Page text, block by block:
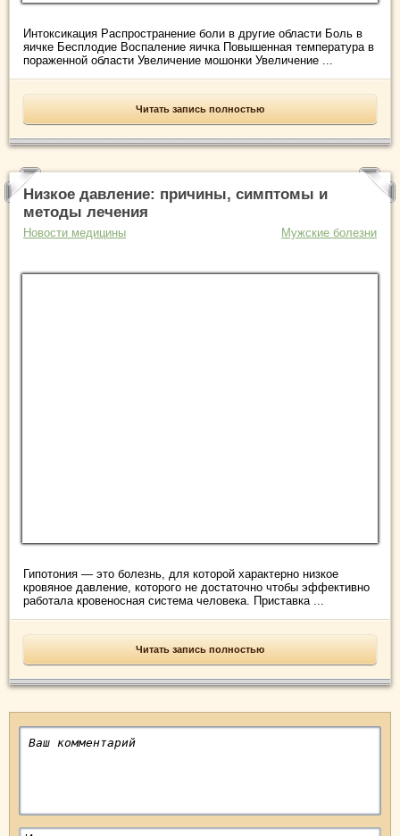
Интоксикация Распространение боли в другие области Боль в
яичке Бесплодие Воспаление яичка Повышенная температура в
пораженной области Увеличение мошонки Увеличение ...
Читать запись полностью
Низкое давление: причины, симптомы и
методы лечения
Новости медицины Мужские болезни
Гипотония — это болезнь, для которой характерно низкое
кровяное давление, которого не достаточно чтобы эффективно
работала кровеносная система человека. Приставка ...
Читать запись полностью